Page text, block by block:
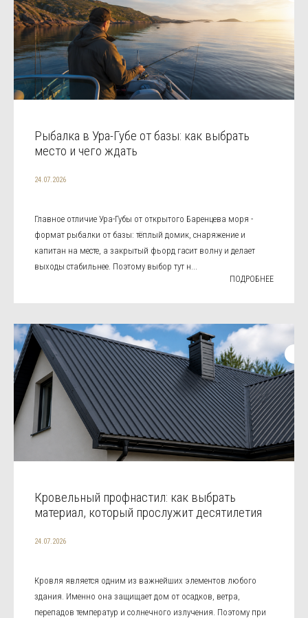
Рыбалка в Ура-Губе от базы: как выбрать
место и чего ждать
24.07.2026
Главное отличие Ура-Губы от открытого Баренцева моря -
формат рыбалки от базы: тёплый домик, снаряжение и
капитан на месте, а закрытый фьорд гасит волну и делает
выходы стабильнее. Поэтому выбор тут н...
ПОДРОБНЕЕ
Кровельный профнастил: как выбрать
материал, который прослужит десятилетия
24.07.2026
Кровля является одним из важнейших элементов любого
здания. Именно она защищает дом от осадков, ветра,
перепадов температур и солнечного излучения. Поэтому при